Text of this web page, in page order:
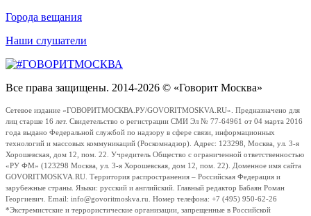
Города вещания
Наши слушатели
Все права защищены. 2014-2026 © «Говорит Москва»
Сетевое издание «ГОВОРИТМОСКВА.РУ/GOVORITMOSKVA.RU». Предназначено для
лиц старше 16 лет. Свидетельство о регистрации СМИ Эл № 77-64961 от 04 марта 2016
года выдано Федеральной службой по надзору в сфере связи, информационных
технологий и массовых коммуникаций (Роскомнадзор). Адрес: 123298, Москва, ул. 3-я
Хорошевская, дом 12, пом. 22. Учредитель Общество с ограниченной ответственностью
«РУ ФМ» (123298 Москва, ул. 3-я Хорошевская, дом 12, пом. 22). Доменное имя сайта
GOVORITMOSKVA.RU. Территория распространения – Российская Федерация и
зарубежные страны. Языки: русский и английский. Главный редактор Бабаян Роман
Георгиевич. Email: info@govoritmoskva.ru. Номер телефона: +7 (495) 950-62-26
*Экстремистские и террористические организации, запрещенные в Российской